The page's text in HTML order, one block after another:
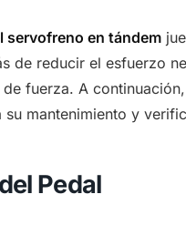
servofreno en tándem
de reducir el esfuerzo
fuerza. A
mantenimiento y
Pedal